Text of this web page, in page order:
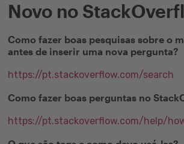
Novo no
Como fazer boas pesquisas sobre o
antes de inserir uma nova pergunta?
https://pt.stackoverflow.com/search
Como fazer boas perguntas no
https://pt.stackoverflow.com/help/